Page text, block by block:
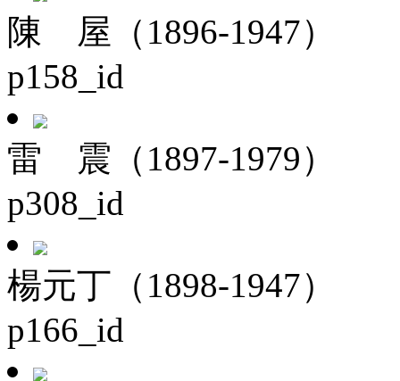
陳 屋（1896-1947）
p158_id
雷 震（1897-1979）
p308_id
楊元丁（1898-1947）
p166_id